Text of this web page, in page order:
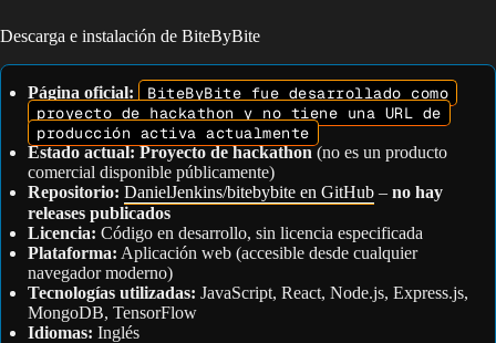
Descarga e instalación de BiteByBite
Página oficial:
BiteByBite fue desarrollado como
proyecto de hackathon y no tiene una URL de
producción activa actualmente
Estado actual: Proyecto de hackathon(no es un producto
comercial disponible públicamente)
Repositorio: DanielJenkins/bitebybite en GitHub – no hay
releases publicados
Licencia: Código en desarrollo, sin licencia especificada
Plataforma: Aplicación web (accesible desde cualquier
navegador moderno)
Tecnologías utilizadas: JavaScript, React, Node.js, Express.js,
MongoDB, TensorFlow
Idiomas: Inglés